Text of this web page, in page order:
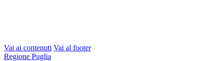
Vai ai contenuti Vai al footer
Regione Puglia